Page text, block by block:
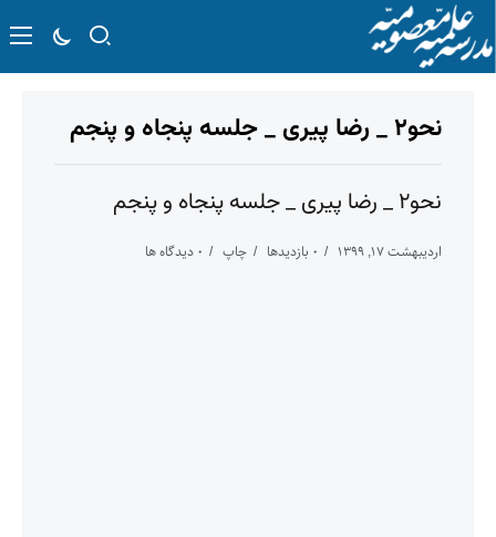
نحو۲ _ رضا پیری _ جلسه پنجاه و پنجم
نحو۲ _ رضا پیری _ جلسه پنجاه و پنجم
اردیبهشت ۱۷, ۱۳۹۹ ۰ بازدیدها چاپ ۰ دیدگاه ها